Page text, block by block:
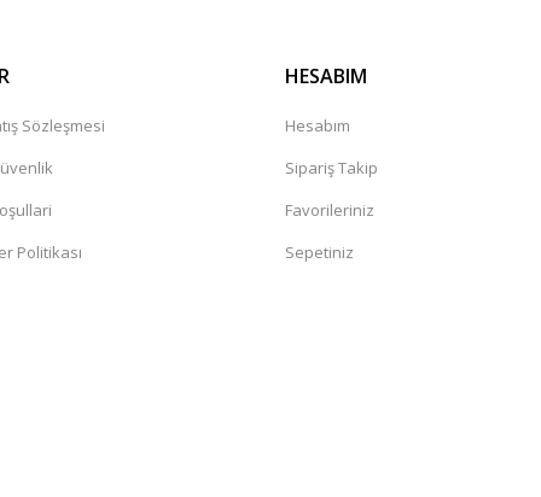
Sözleşmesi
Politikası
HESABIM
Hesabım
Sipariş Takip
Favorileriniz
Sepetiniz